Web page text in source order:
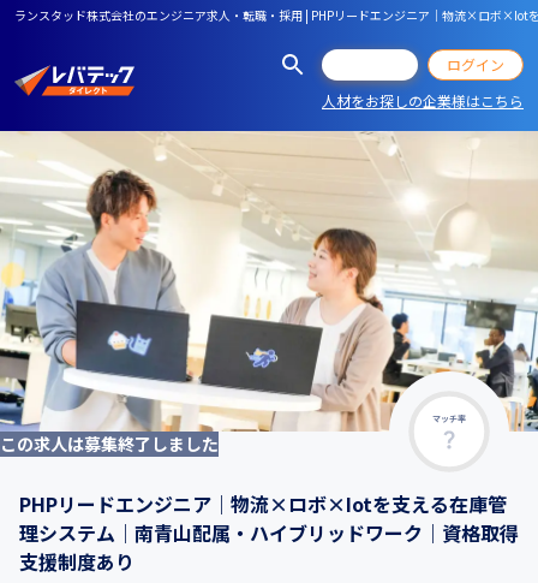
ランスタッド株式会社のエンジニア求人・転職・採用 | PHPリードエンジニア｜物流×ロボ
ログイン
人材をお探しの企業様はこちら
マッチ率
この求人は募集終了しました
PHPリードエンジニア｜物流×ロボ×Iotを支える在庫管
理システム｜南青山配属・ハイブリッドワーク｜資格取得
支援制度あり